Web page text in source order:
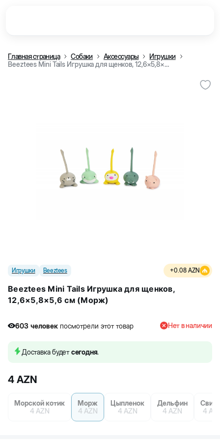
Главная страница Собаки Аксессуары
Игрушки
Beeztees Mini Tails Игрушка для щенков, 12,6×5,8×5,6 см (Морж)
Игрушки Beeztees +0.08 AZN
Beeztees Mini Tails Игрушка для щенков,
12,6×5,8×5,6 см (Морж)
603 человек посмотрели этот товар
603 человек посмотрели этот товар
Нет в наличии
Доставка будетсегодня.
4 AZN
Морской котик
4 AZN
Морж
4 AZN
Цыпленок
4 AZN
Дельфин
4 AZN
4